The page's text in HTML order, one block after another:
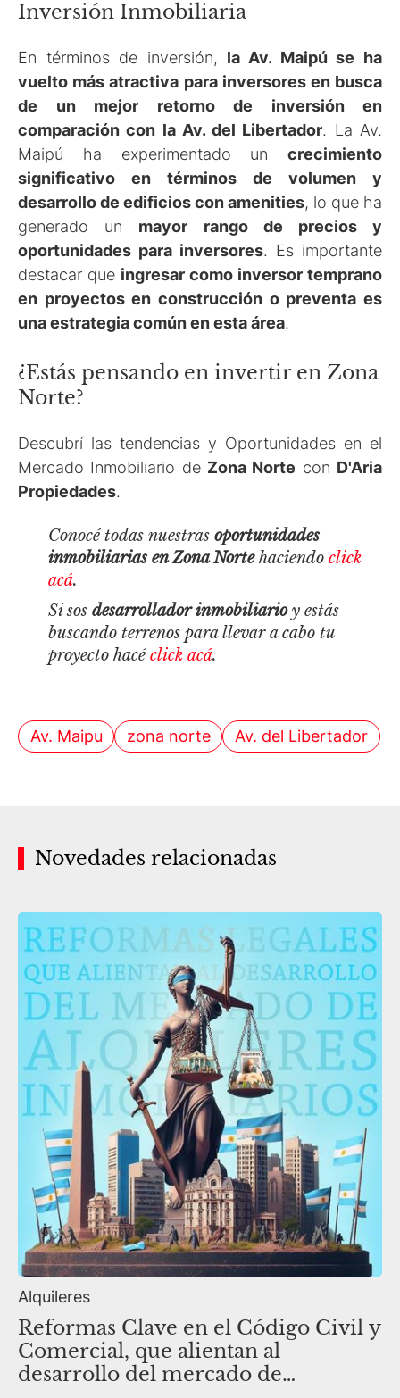
Inversión Inmobiliaria
En términos de inversión, la Av. Maipú se ha
vuelto más atractiva para inversores en busca
de un mejor retorno de inversión en
comparación con la Av. del Libertador. La Av.
Maipú ha experimentado un crecimiento
significativo en términos de volumen y
desarrollo de edificios con amenities, lo que ha
generado un mayor rango de precios y
oportunidades para inversores. Es importante
destacar que ingresar como inversor temprano
en proyectos en construcción o preventa es
una estrategia común en esta área.
¿Estás pensando en invertir en Zona
Norte?
Descubrí las tendencias y Oportunidades en el
Mercado Inmobiliario de Zona Norte con D'Aria
Propiedades.
Conocé todas nuestrasoportunidades
inmobiliarias en Zona Nortehaciendoclick
acá.
Si sosdesarrollador inmobiliarioy estás
buscando terrenos para llevar a cabo tu
proyecto hacéclick acá.
Av. Maipu zona norte Av. del Libertador
Novedades relacionadas
Alquileres
Reformas Clave en el Código Civil y
Comercial, que alientan al
desarrollo del mercado de